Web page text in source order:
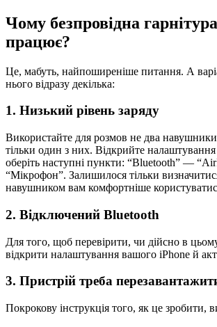
Чому безпровідна
працює?
Це, мабуть, найпоширеніше питання. А
нього відразу декілька:
1. Низький рівень заряду
Використайте для розмов не два
тільки один з них. Відкрийте налаштування
оберіть наступні пункти: “Bluetooth” —
“Мікрофон”. Залишилося тільки
навушником вам комфортніше
2. Відключений Bluetooth
Для того, щоб перевірити, чи дійсно в
відкрити налаштування вашого iPhone й
3. Пристрій треба
Покрокову інструкція того, як це зробити,